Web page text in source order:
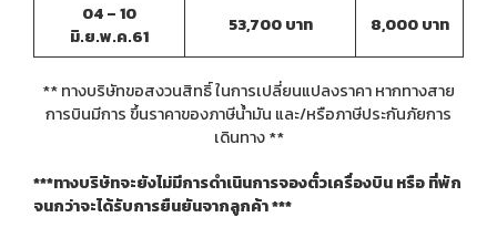
04 – 10
มิ.ย.พ.ค.61
53,700 บาท 8,000 บาท
** ทางบริษัทขอสงวนสิทธิ์ ในการเปลี่ยนแปลงราคา หากทางสาย
การบินมีการ ขึ้นราคาของภาษีน้ำมัน และ/หรือภาษีประกันภัยการ
เดินทาง **
***ทางบริษัทจะยังไม่มีการดำเนินการจองตั๋วเครื่องบิน หรือ ที่พัก
จนกว่าจะได้รับการยืนยันจากลูกค้า ***